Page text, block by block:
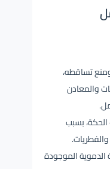
تساقطه،
والمعادن
بسبب
الدموية الموجودة